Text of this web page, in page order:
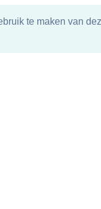
te maken van